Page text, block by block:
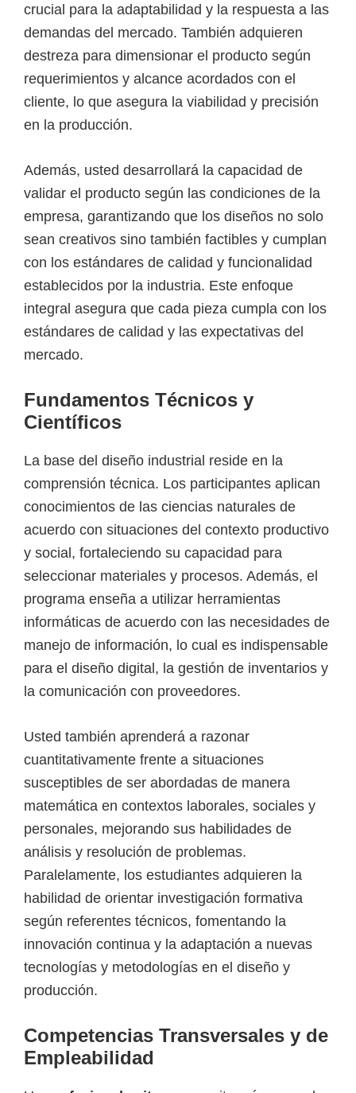
crucial para la adaptabilidad y la respuesta a las
demandas del mercado. También adquieren
destreza para dimensionar el producto según
requerimientos y alcance acordados con el
cliente, lo que asegura la viabilidad y precisión
en la producción.
Además, usted desarrollará la capacidad de
validar el producto según las condiciones de la
empresa, garantizando que los diseños no solo
sean creativos sino también factibles y cumplan
con los estándares de calidad y funcionalidad
establecidos por la industria. Este enfoque
integral asegura que cada pieza cumpla con los
estándares de calidad y las expectativas del
mercado.
Fundamentos Técnicos y
Científicos
La base del diseño industrial reside en la
comprensión técnica. Los participantes aplican
conocimientos de las ciencias naturales de
acuerdo con situaciones del contexto productivo
y social, fortaleciendo su capacidad para
seleccionar materiales y procesos. Además, el
programa enseña a utilizar herramientas
informáticas de acuerdo con las necesidades de
manejo de información, lo cual es indispensable
para el diseño digital, la gestión de inventarios y
la comunicación con proveedores.
Usted también aprenderá a razonar
cuantitativamente frente a situaciones
susceptibles de ser abordadas de manera
matemática en contextos laborales, sociales y
personales, mejorando sus habilidades de
análisis y resolución de problemas.
Paralelamente, los estudiantes adquieren la
habilidad de orientar investigación formativa
según referentes técnicos, fomentando la
innovación continua y la adaptación a nuevas
tecnologías y metodologías en el diseño y
producción.
Competencias Transversales y de
Empleabilidad